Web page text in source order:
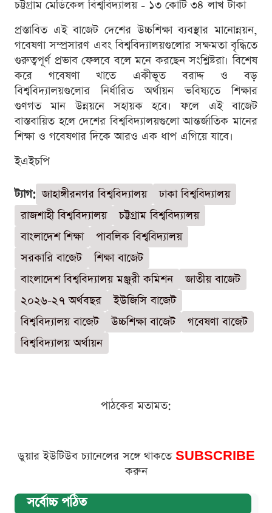
চট্টগ্রাম মেডিকেল বিশ্ববিদ্যালয় - ১৩ কোটি ৩৪ লাখ টাকা
প্রস্তাবিত এই বাজেট দেশের উচ্চশিক্ষা ব্যবস্থার মানোন্নয়ন,
গবেষণা সম্প্রসারণ এবং বিশ্ববিদ্যালয়গুলোর সক্ষমতা বৃদ্ধিতে
গুরুত্বপূর্ণ প্রভাব ফেলবে বলে মনে করছেন সংশ্লিষ্টরা। বিশেষ
করে গবেষণা খাতে একীভূত বরাদ্দ ও বড়
বিশ্ববিদ্যালয়গুলোর নির্ধারিত অর্থায়ন ভবিষ্যতে শিক্ষার
গুণগত মান উন্নয়নে সহায়ক হবে। ফলে এই বাজেট
বাস্তবায়িত হলে দেশের বিশ্ববিদ্যালয়গুলো আন্তর্জাতিক মানের
শিক্ষা ও গবেষণার দিকে আরও এক ধাপ এগিয়ে যাবে।
ইএইচপি
ট্যাগ: জাহাঙ্গীরনগর বিশ্ববিদ্যালয়
ঢাকা বিশ্ববিদ্যালয়
রাজশাহী বিশ্ববিদ্যালয়
চট্টগ্রাম বিশ্ববিদ্যালয়
বাংলাদেশ শিক্ষা
পাবলিক বিশ্ববিদ্যালয়
সরকারি বাজেট
শিক্ষা বাজেট
বাংলাদেশ বিশ্ববিদ্যালয় মঞ্জুরী কমিশন
জাতীয় বাজেট
২০২৬-২৭ অর্থবছর
ইউজিসি বাজেট
বিশ্ববিদ্যালয় বাজেট
উচ্চশিক্ষা বাজেট
গবেষণা বাজেট
বিশ্ববিদ্যালয় অর্থায়ন
পাঠকের মতামত:
ডুয়ার ইউটিউব চ্যানেলের সঙ্গে থাকতে SUBSCRIBE
করুন
সর্বোচ্চ পঠিত